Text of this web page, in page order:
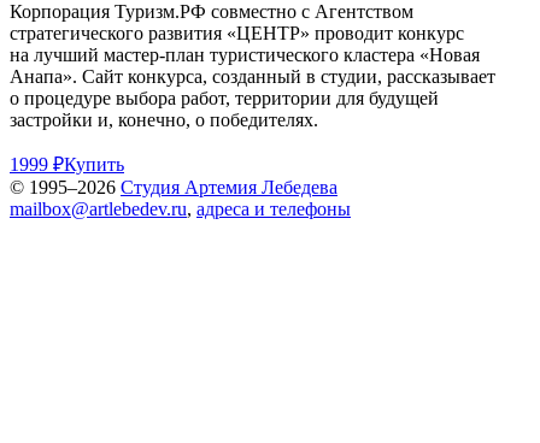
Корпорация Туризм.РФ совместно с Агентством
стратегического развития «ЦЕНТР» проводит конкурс
на лучший мастер-план туристического кластера «Новая
Анапа». Сайт конкурса, созданный в студии, рассказывает
о процедуре выбора работ, территории для будущей
застройки и, конечно, о победителях.
1999 ₽Купить
© 1995–2026 Студия Артемия Лебедева
mailbox@artlebedev.ru, адреса и телефоны